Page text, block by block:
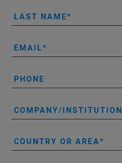
LAST NAME
EMAIL
PHONE
COMPANY/INSTITUTION
COUNTRY OR AREA